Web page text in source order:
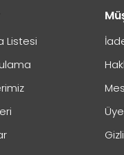
ürünün geri ödemesi
Hakkında Önemli
Listesi